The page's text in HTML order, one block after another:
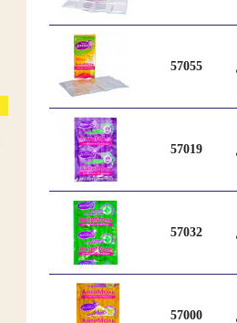
57055
57019
57032
57000